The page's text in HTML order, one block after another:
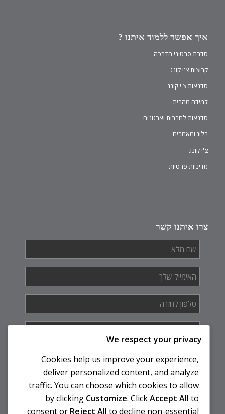
איך אפשר ללמוד איתנו ?
סדרת סרטוני הדרכה
קבוצות צ'י קונג
סדנאות צ'י קונג
למידה מהבית
סדנאות לחברות וארגונים
בלוג ומאמרים
צ'י קונג
מדיניות פרטיות
צרו איתנו קשר
מלא *
שלך *
לחזרה *
איך
יכולים
לך?
We respect your privacy
Cookies help us improve your experience,
deliver personalized content, and analyze
traffic. You can choose which cookies to allow
by clicking Customize. ClickAccept All to
consent or Reject All to decline non-essential